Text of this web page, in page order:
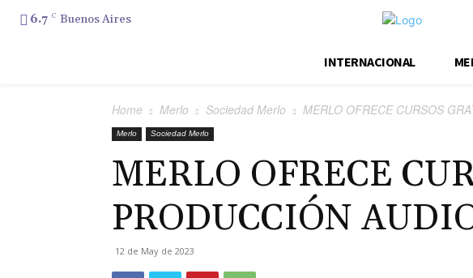
6.7 C Buenos Aires
INTERNACIONAL
Home Merlo Sociedad Merlo MERLO OFRECE CURSOS
Merlo Sociedad Merlo
MERLO OFRECE
PRODUCCIÓN
12 de May de 2023